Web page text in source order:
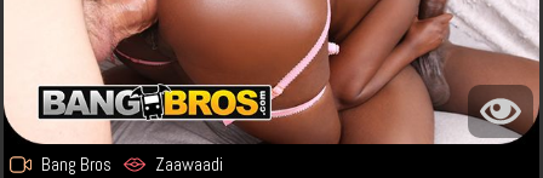
Bang Bros Zaawaadi